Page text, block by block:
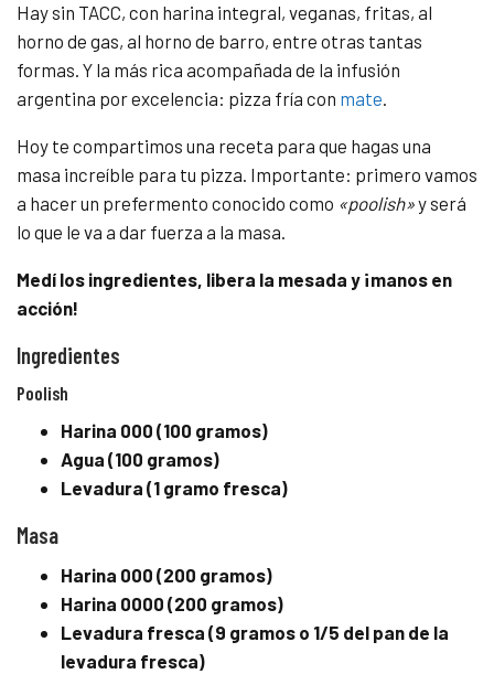
Hay sin TACC, con harina integral, veganas, fritas, al
horno de gas, al horno de barro, entre otras tantas
formas. Y la más rica acompañada de la infusión
argentina por excelencia: pizza fría con mate.
Hoy te compartimos una receta para que hagas una
masa increíble para tu pizza. Importante: primero vamos
a hacer un prefermento conocido como «poolish»y será
lo que le va a dar fuerza a la masa.
Medí los ingredientes, libera la mesada y ¡manos en
acción!
Ingredientes
Poolish
Harina 000 (100 gramos)
Agua (100 gramos)
Levadura (1 gramo fresca)
Masa
Harina 000 (200 gramos)
Harina 0000 (200 gramos)
Levadura fresca (9 gramos o 1/5 del pan de la
levadura fresca)